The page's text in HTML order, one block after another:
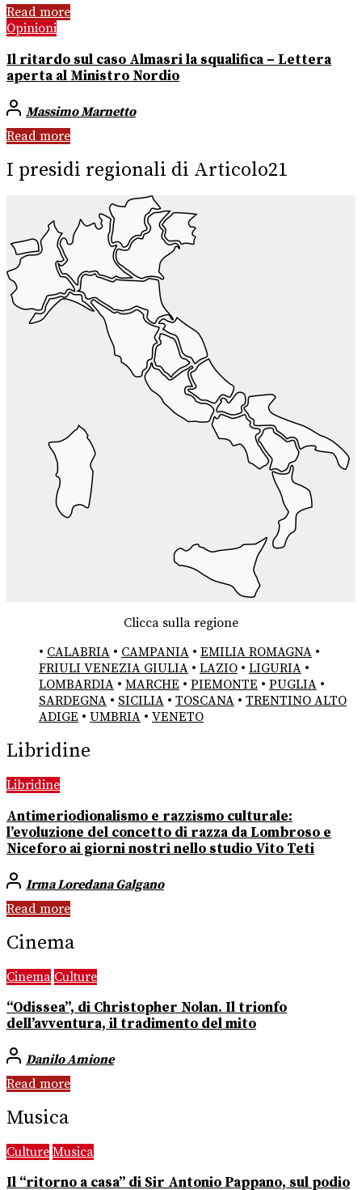
Read more
Opinioni
Il ritardo sul caso Almasri la squalifica – Lettera
aperta al Ministro Nordio
Massimo Marnetto
Read more
I presidi regionali di Articolo21
Clicca sulla regione
• CALABRIA • CAMPANIA • EMILIA ROMAGNA •
FRIULI VENEZIA GIULIA • LAZIO • LIGURIA •
LOMBARDIA • MARCHE • PIEMONTE • PUGLIA •
SARDEGNA • SICILIA • TOSCANA • TRENTINO ALTO
ADIGE • UMBRIA • VENETO
Libridine
Libridine
Antimeriodionalismo e razzismo culturale:
l’evoluzione del concetto di razza da Lombroso e
Niceforo ai giorni nostri nello studio Vito Teti
Irma Loredana Galgano
Read more
Cinema
Cinema Culture
“Odissea”, di Christopher Nolan. Il trionfo
dell’avventura, il tradimento del mito
Danilo Amione
Read more
Musica
Culture Musica
Il “ritorno a casa” di Sir Antonio Pappano, sul podio